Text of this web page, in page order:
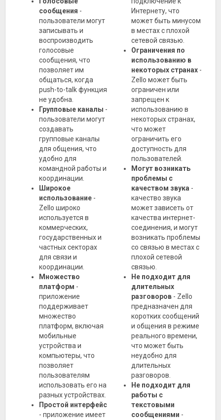
сообщения -
пользователи могут
записывать и
воспроизводить
голосовые
сообщения, что
позволяет им
общаться, когда
push-to-talk функция
не удобна.
Групповые каналы -
пользователи могут
создавать
групповые каналы
для общения, что
удобно для
командной работы и
координации.
Широкое
использование -
Zello широко
используется в
коммерческих,
государственных и
частных секторах
для связи и
координации.
Множество
платформ -
приложение
поддерживает
множество
платформ, включая
мобильные
устройства и
компьютеры, что
позволяет
пользователям
использовать его на
разных устройствах.
Простой интерфейс
- приложение имеет
Интернету, что
может быть минусом
в местах с плохой
сетевой связью.
Ограничения по
использованию в
некоторых странах -
Zello может быть
ограничен или
запрещен к
использованию в
некоторых странах,
что может
ограничить его
доступность для
пользователей.
Могут возникать
проблемы с
качеством звука -
качество звука
может зависеть от
качества интернет-
соединения, и могут
возникать проблемы
со связью в местах с
плохой сетевой
связью.
Не подходит для
длительных
разговоров - Zello
предназначен для
коротких сообщений
и общения в режиме
реального времени,
что может быть
неудобно для
длительных
разговоров.
Не подходит для
работы с
текстовыми
сообщениями -